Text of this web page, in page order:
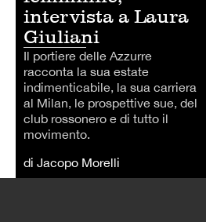
intervista a Laura
Giuliani
Il portiere delle Azzurre
racconta la sua estate
indimenticabile, la sua carriera
al Milan, le prospettive sue, del
club rossonero e di tutto il
movimento.
di Jacopo Morelli